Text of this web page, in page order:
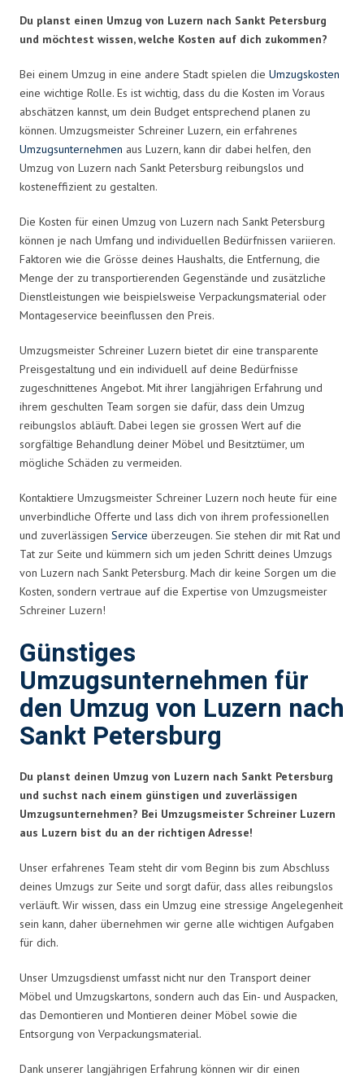
Du planst einen Umzug von Luzern nach Sankt Petersburg
und möchtest wissen, welche Kosten auf dich zukommen?
Bei einem Umzug in eine andere Stadt spielen die Umzugskosten
eine wichtige Rolle. Es ist wichtig, dass du die Kosten im Voraus
abschätzen kannst, um dein Budget entsprechend planen zu
können. Umzugsmeister Schreiner Luzern, ein erfahrenes
Umzugsunternehmen aus Luzern, kann dir dabei helfen, den
Umzug von Luzern nach Sankt Petersburg reibungslos und
kosteneffizient zu gestalten.
Die Kosten für einen Umzug von Luzern nach Sankt Petersburg
können je nach Umfang und individuellen Bedürfnissen variieren.
Faktoren wie die Grösse deines Haushalts, die Entfernung, die
Menge der zu transportierenden Gegenstände und zusätzliche
Dienstleistungen wie beispielsweise Verpackungsmaterial oder
Montageservice beeinflussen den Preis.
Umzugsmeister Schreiner Luzern bietet dir eine transparente
Preisgestaltung und ein individuell auf deine Bedürfnisse
zugeschnittenes Angebot. Mit ihrer langjährigen Erfahrung und
ihrem geschulten Team sorgen sie dafür, dass dein Umzug
reibungslos abläuft. Dabei legen sie grossen Wert auf die
sorgfältige Behandlung deiner Möbel und Besitztümer, um
mögliche Schäden zu vermeiden.
Kontaktiere Umzugsmeister Schreiner Luzern noch heute für eine
unverbindliche Offerte und lass dich von ihrem professionellen
und zuverlässigen Service überzeugen. Sie stehen dir mit Rat und
Tat zur Seite und kümmern sich um jeden Schritt deines Umzugs
von Luzern nach Sankt Petersburg. Mach dir keine Sorgen um die
Kosten, sondern vertraue auf die Expertise von Umzugsmeister
Schreiner Luzern!
Günstiges
Umzugsunternehmen für
den Umzug von Luzern nach
Sankt Petersburg
Du planst deinen Umzug von Luzern nach Sankt Petersburg
und suchst nach einem günstigen und zuverlässigen
Umzugsunternehmen? Bei Umzugsmeister Schreiner Luzern
aus Luzern bist du an der richtigen Adresse!
Unser erfahrenes Team steht dir vom Beginn bis zum Abschluss
deines Umzugs zur Seite und sorgt dafür, dass alles reibungslos
verläuft. Wir wissen, dass ein Umzug eine stressige Angelegenheit
sein kann, daher übernehmen wir gerne alle wichtigen Aufgaben
für dich.
Unser Umzugsdienst umfasst nicht nur den Transport deiner
Möbel und Umzugskartons, sondern auch das Ein- und Auspacken,
das Demontieren und Montieren deiner Möbel sowie die
Entsorgung von Verpackungsmaterial.
Dank unserer langjährigen Erfahrung können wir dir einen